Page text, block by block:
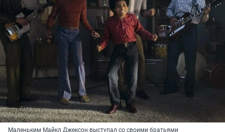
Маленьким Майкл Джексон выступал со своими братьями